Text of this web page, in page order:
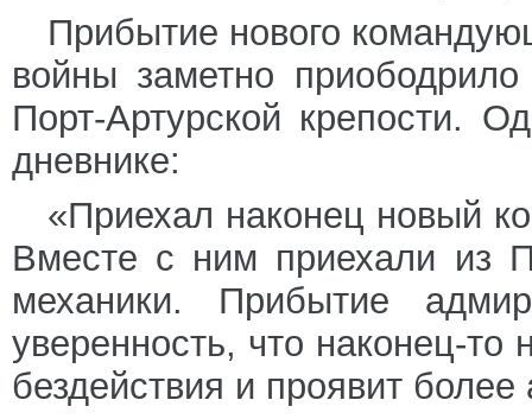
Прибытие нового
войны заметно
Порт-Артурской крепости.
дневнике:
«Приехал наконец новый
Вместе с ним приехали из
механики. Прибытие
уверенность, что наконец-
бездействия и проявит